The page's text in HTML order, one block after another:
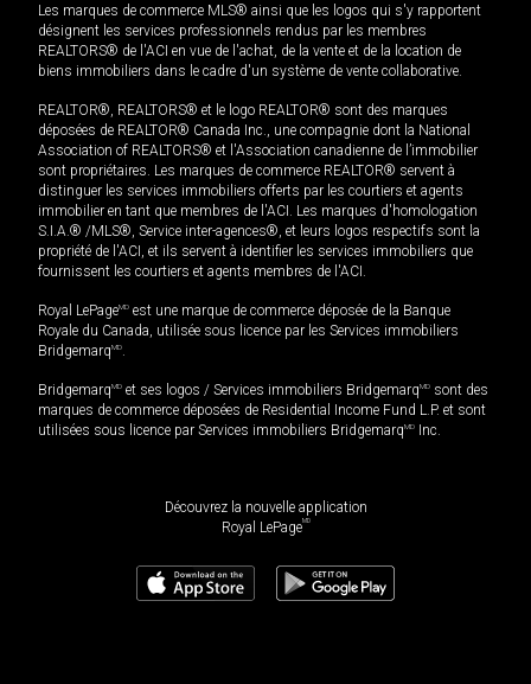
Les marques de commerce MLS® ainsi que les logos qui s'y rapportent
désignent les services professionnels rendus par les membres
REALTORS® de l'ACI en vue de l'achat, de la vente et de la location de
biens immobiliers dans le cadre d'un système de vente collaborative.
REALTOR®, REALTORS® et le logo REALTOR® sont des marques
déposées de REALTOR® Canada Inc., une compagnie dont la National
Association of REALTORS® et l'Association canadienne de l’immobilier
sont propriétaires. Les marques de commerce REALTOR® servent à
distinguer les services immobiliers offerts par les courtiers et agents
immobilier en tant que membres de l'ACI. Les marques d'homologation
S.I.A.® /MLS®, Service inter-agences®, et leurs logos respectifs sont la
propriété de l'ACI, et ils servent à identifier les services immobiliers que
fournissent les courtiers et agents membres de l'ACI.
Royal LePageMD est une marque de commerce déposée de la Banque
Royale du Canada, utilisée sous licence par les Services immobiliers
BridgemarqMD.
BridgemarqMD et ses logos / Services immobiliers BridgemarqMD sont des
marques de commerce déposées de Residential Income Fund L.P. et sont
utilisées sous licence par Services immobiliers BridgemarqMD Inc.
Découvrez la nouvelle application
Royal LePageMD